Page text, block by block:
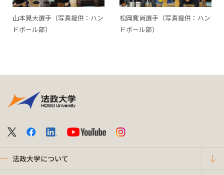
山本晃大選手（写真提供：ハン
ドボール部）
松岡寛尚選手（写真提供：ハン
ドボール部）
法政大学について